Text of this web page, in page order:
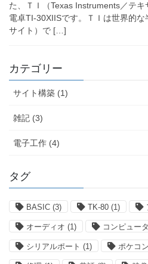
た、ＴＩ（Texas Instruments／テ
電卓TI-30XIISです。ＴＩは世界的
サイト）で […]
カテゴリー
サイト構築 (1)
雑記 (3)
電子工作 (4)
タグ
BASIC (3) TK-80 (1)
オーディオ (1) コンピュー
シリアルポート (1) ポケコン